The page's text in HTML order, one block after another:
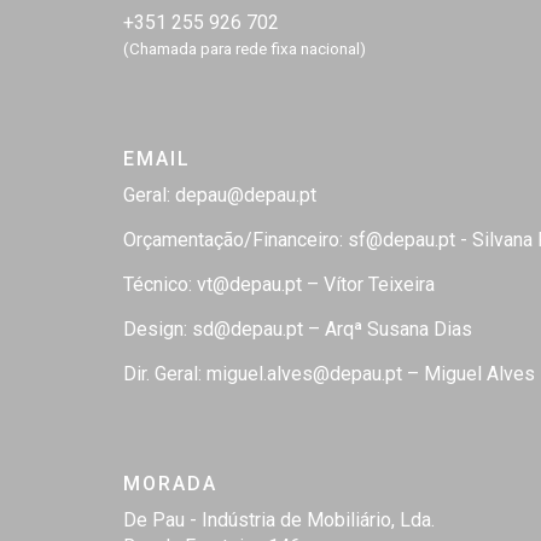
+351 255 926 702
(Chamada para rede fixa nacional)
EMAIL
Geral: depau@depau.pt
Orçamentação/Financeiro: sf@depau.pt - Silvana
Técnico: vt@depau.pt – Vítor Teixeira
Design: sd@depau.pt – Arqª Susana Dias
Dir. Geral: miguel.alves@depau.pt – Miguel Alves
MORADA
De Pau - Indústria de Mobiliário, Lda.